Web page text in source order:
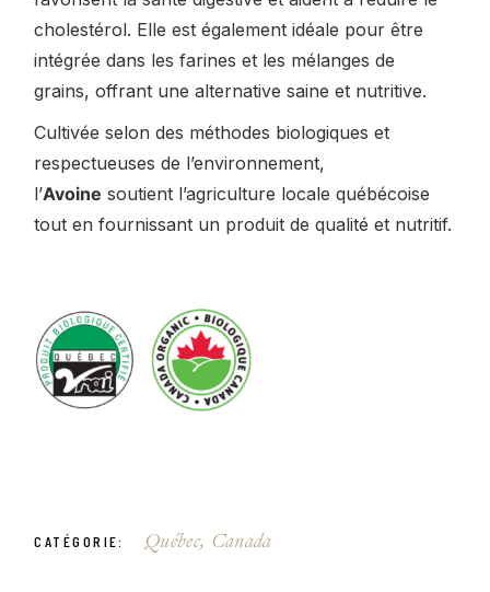
cholestérol. Elle est également idéale pour être
intégrée dans les farines et les mélanges de
grains, offrant une alternative saine et nutritive.
Cultivée selon des méthodes biologiques et
respectueuses de l’environnement,
l’Avoine soutient l’agriculture locale québécoise
tout en fournissant un produit de qualité et nutritif.
CATÉGORIE: Québec, Canada